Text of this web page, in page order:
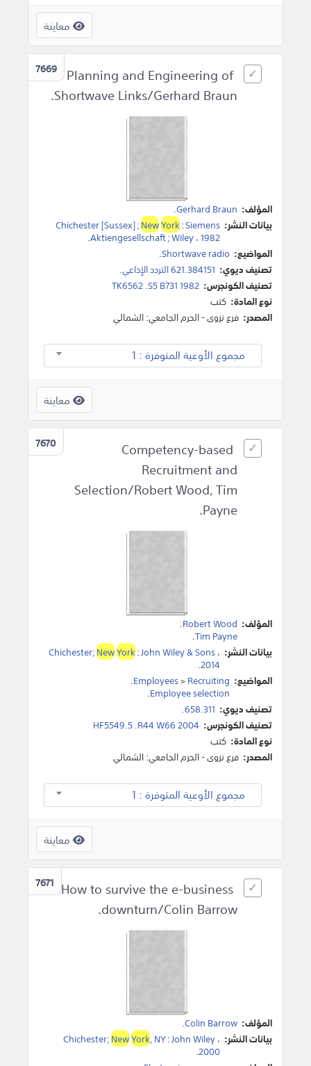
معاينة
7669 Planning and Engineering of
Shortwave Links/Gerhard Braun.
المؤلف: Gerhard Braun
.
بيانات النشر:
Chichester [Sussex] ;NewYork:Siemens
Aktiengesellschaft ; Wiley،1982
.
المواضيع: Shortwave radio
.
تصنيف ديوي: 621.384151 التردد الإذاعي.
تصنيف الكونجرس: TK6562 .S5 B731 1982
نوع المادة: كتب
المصدر: فرع نزوى - الحرم الجامعي: الشمالي
مجموع الأوعية المتوفرة : 1
معاينة
7670
Competency-based
Recruitment and
Selection/Robert Wood, Tim
Payne.
المؤلف: Robert Wood
.
Tim Payne
.
بيانات النشر:
Chichester;NewYork:John Wiley & Sons،
2014
.
المواضيع:
Employees>Recruiting
.
Employee selection
.
تصنيف ديوي: 658.311.
تصنيف الكونجرس: HF5549.5 .R44 W66 2004
نوع المادة: كتب
المصدر: فرع نزوى - الحرم الجامعي: الشمالي
مجموع الأوعية المتوفرة : 1
معاينة
7671 How to survive the e-business
downturn/Colin Barrow.
المؤلف: Colin Barrow
.
بيانات النشر:
Chichester;NewYork, NY:John Wiley،
2000
.